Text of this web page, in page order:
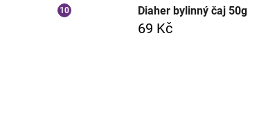
Diaher bylinný čaj 50g
69 Kč